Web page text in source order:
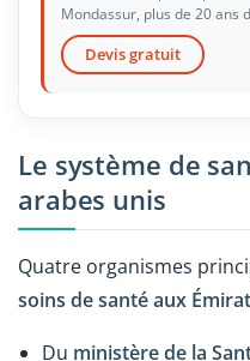
Mondassur, plus de 20 ans
Devis gratuit
Le système de
arabes unis
Quatre organismes
soins de santé aux
Du ministère de la